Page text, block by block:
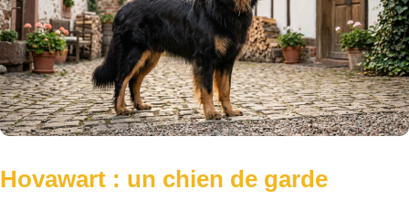
Hovawart : un chien de garde